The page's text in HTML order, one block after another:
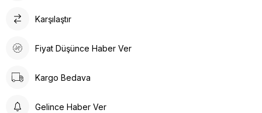
Karşılaştır
Fiyat Düşünce Haber Ver
Kargo Bedava
Gelince Haber Ver